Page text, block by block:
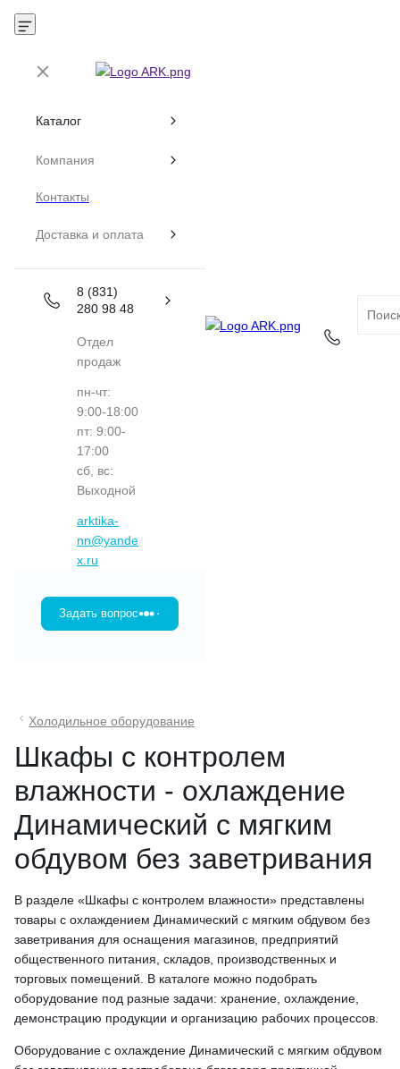
Каталог
Компания
Контакты
Доставка и оплата
8 (831)
280 98 48
Отдел
продаж
пн-чт:
9:00-18:00
пт: 9:00-
17:00
сб, вс:
Выходной
arktika-
nn@yande
x.ru
Задать вопрос
Холодильное оборудование
Шкафы с контролем
влажности - охлаждение
Динамический с мягким
обдувом без заветривания
В разделе «Шкафы с контролем влажности» представлены
товары с охлаждением Динамический с мягким обдувом без
заветривания для оснащения магазинов, предприятий
общественного питания, складов, производственных и
торговых помещений. В каталоге можно подобрать
оборудование под разные задачи: хранение, охлаждение,
демонстрацию продукции и организацию рабочих процессов.
Оборудование с охлаждение Динамический с мягким обдувом